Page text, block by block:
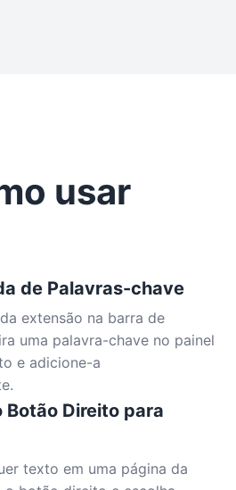
usar
de Palavras-chave
extensão na barra de
uma palavra-chave no painel
e adicione-a
Botão Direito para
texto em uma página da